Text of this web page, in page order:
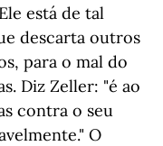
está de tal
descarta outros
para o mal do
Diz Zeller: "é ao
contra o seu
O